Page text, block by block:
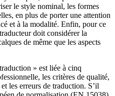
le style nominal, les formes
en plus de porter une attention
et à la modalité. Enfin, pour ce
doit considérer la
de même que les aspects
» est liée à cinq
les critères de qualité,
les erreurs de traduction. S’il